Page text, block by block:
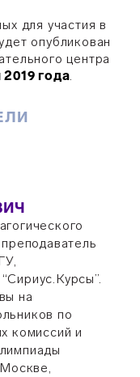
для участия в
опубликован
центра
года.
на
по
комиссий и